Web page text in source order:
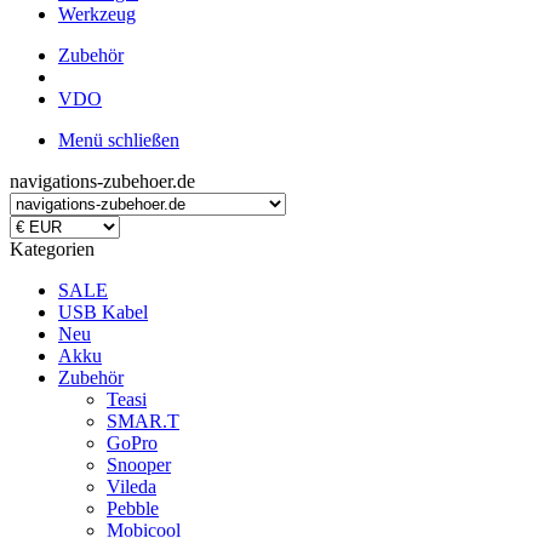
Werkzeug
Zubehör
VDO
Menü schließen
navigations-zubehoer.de
Kategorien
SALE
USB Kabel
Neu
Akku
Zubehör
Teasi
SMAR.T
GoPro
Snooper
Vileda
Pebble
Mobicool